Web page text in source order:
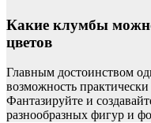
Какие клумбы
цветов
Главным достоинством
возможность
Фантазируйте и
разнообразных фигур и